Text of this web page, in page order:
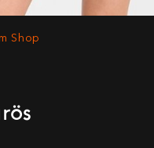
Shop